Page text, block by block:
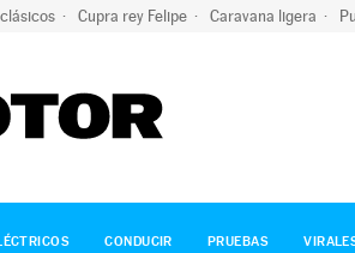
Cupra rey Felipe Caravana ligera
CONDUCIR PRUEBAS